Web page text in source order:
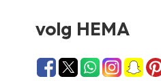
volg HEMA